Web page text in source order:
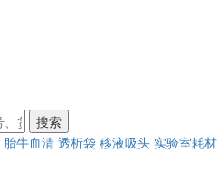
搜索
胎牛血清 透析袋 移液吸头 实验室耗材